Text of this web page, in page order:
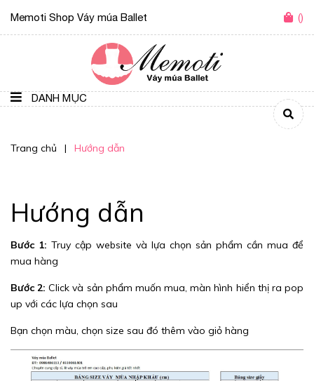
Memoti Shop Váy múa Ballet ()
DANH MỤC
Trang chủ | Hướng dẫn
Hướng dẫn
Bước 1: Truy cập website và lựa chọn sản phẩm cần mua để
mua hàng
Bước 2: Click và sản phẩm muốn mua, màn hình hiển thị ra pop
up với các lựa chọn sau
Bạn chọn màu, chọn size sau đó thêm vào giỏ hàng